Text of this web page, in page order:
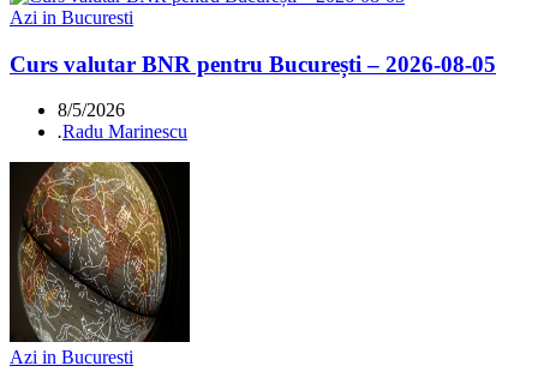
Azi in Bucuresti
Curs valutar BNR pentru București – 2026-08-05
8/5/2026
.Radu Marinescu
Azi in Bucuresti